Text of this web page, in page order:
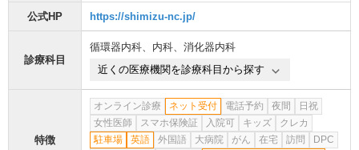
公式HP https://shimizu-nc.jp/
診療科目
循環器内科、 内科、 消化器内科
近くの医療機関を診療科目から探す
特徴
オンライン診療 ネット受付 電話予約 夜間
日祝
女性医師
スマホ保険証 入院可 キッズ
クレカ
駐車場
英語 外国語 大病院 がん 在宅 訪問
DPC